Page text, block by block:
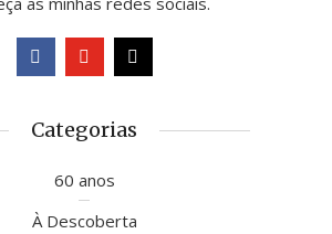
Categorias
60 anos
À Descoberta